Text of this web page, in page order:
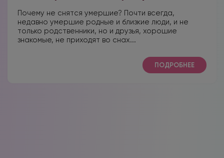
Почему не снятся умершие? Почти всегда,
недавно умершие родные и близкие люди, и не
только родственники, но и друзья, хорошие
знакомые, не приходят во снах...
ПОДРОБНЕЕ